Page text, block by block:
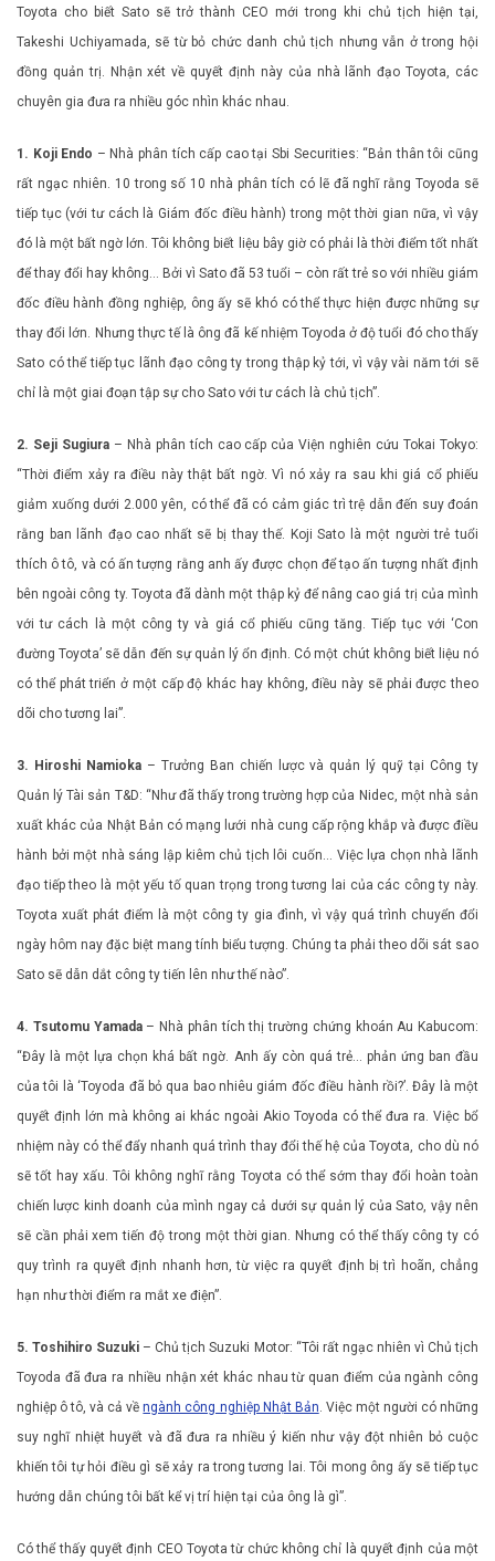
Toyota cho biết Sato sẽ trở thành CEO mới trong khi chủ tịch hiện tại,
Takeshi Uchiyamada, sẽ từ bỏ chức danh chủ tịch nhưng vẫn ở trong hội
đồng quản trị. Nhận xét về quyết định này của nhà lãnh đạo Toyota, các
chuyên gia đưa ra nhiều góc nhìn khác nhau.
1. Koji Endo – Nhà phân tích cấp cao tại Sbi Securities: “Bản thân tôi cũng
rất ngạc nhiên. 10 trong số 10 nhà phân tích có lẽ đã nghĩ rằng Toyoda sẽ
tiếp tục (với tư cách là Giám đốc điều hành) trong một thời gian nữa, vì vậy
đó là một bất ngờ lớn. Tôi không biết liệu bây giờ có phải là thời điểm tốt nhất
để thay đổi hay không… Bởi vì Sato đã 53 tuổi – còn rất trẻ so với nhiều giám
đốc điều hành đồng nghiệp, ông ấy sẽ khó có thể thực hiện được những sự
thay đổi lớn. Nhưng thực tế là ông đã kế nhiệm Toyoda ở độ tuổi đó cho thấy
Sato có thể tiếp tục lãnh đạo công ty trong thập kỷ tới, vì vậy vài năm tới sẽ
chỉ là một giai đoạn tập sự cho Sato với tư cách là chủ tịch”.
2. Seji Sugiura– Nhà phân tích cao cấp của Viện nghiên cứu Tokai Tokyo:
“Thời điểm xảy ra điều này thật bất ngờ. Vì nó xảy ra sau khi giá cổ phiếu
giảm xuống dưới 2.000 yên, có thể đã có cảm giác trì trệ dẫn đến suy đoán
rằng ban lãnh đạo cao nhất sẽ bị thay thế. Koji Sato là một người trẻ tuổi
thích ô tô, và có ấn tượng rằng anh ấy được chọn để tạo ấn tượng nhất định
bên ngoài công ty. Toyota đã dành một thập kỷ để nâng cao giá trị của mình
với tư cách là một công ty và giá cổ phiếu cũng tăng. Tiếp tục với ‘Con
đường Toyota’ sẽ dẫn đến sự quản lý ổn định. Có một chút không biết liệu nó
có thể phát triển ở một cấp độ khác hay không, điều này sẽ phải được theo
dõi cho tương lai”.
3. Hiroshi Namioka– Trưởng Ban chiến lược và quản lý quỹ tại Công ty
Quản lý Tài sản T&D: “Như đã thấy trong trường hợp của Nidec, một nhà sản
xuất khác của Nhật Bản có mạng lưới nhà cung cấp rộng khắp và được điều
hành bởi một nhà sáng lập kiêm chủ tịch lôi cuốn… Việc lựa chọn nhà lãnh
đạo tiếp theo là một yếu tố quan trọng trong tương lai của các công ty này.
Toyota xuất phát điểm là một công ty gia đình, vì vậy quá trình chuyển đổi
ngày hôm nay đặc biệt mang tính biểu tượng. Chúng ta phải theo dõi sát sao
Sato sẽ dẫn dắt công ty tiến lên như thế nào”.
4. Tsutomu Yamada– Nhà phân tích thị trường chứng khoán Au Kabucom:
“Đây là một lựa chọn khá bất ngờ. Anh ấy còn quá trẻ… phản ứng ban đầu
của tôi là ‘Toyoda đã bỏ qua bao nhiêu giám đốc điều hành rồi?’. Đây là một
quyết định lớn mà không ai khác ngoài Akio Toyoda có thể đưa ra. Việc bổ
nhiệm này có thể đẩy nhanh quá trình thay đổi thế hệ của Toyota, cho dù nó
sẽ tốt hay xấu. Tôi không nghĩ rằng Toyota có thể sớm thay đổi hoàn toàn
chiến lược kinh doanh của mình ngay cả dưới sự quản lý của Sato, vậy nên
sẽ cần phải xem tiến độ trong một thời gian. Nhưng có thể thấy công ty có
quy trình ra quyết định nhanh hơn, từ việc ra quyết định bị trì hoãn, chẳng
hạn như thời điểm ra mắt xe điện”.
5. Toshihiro Suzuki – Chủ tịch Suzuki Motor: “Tôi rất ngạc nhiên vì Chủ tịch
Toyoda đã đưa ra nhiều nhận xét khác nhau từ quan điểm của ngành công
nghiệp ô tô, và cả vềngành công nghiệp Nhật Bản . Việc một người có những
suy nghĩ nhiệt huyết và đã đưa ra nhiều ý kiến ​​như vậy đột nhiên bỏ cuộc
khiến tôi tự hỏi điều gì sẽ xảy ra trong tương lai. Tôi mong ông ấy sẽ tiếp tục
hướng dẫn chúng tôi bất kể vị trí hiện tại của ông là gì”.
Có thể thấy quyết định CEO Toyota từ chức không chỉ là quyết định của một